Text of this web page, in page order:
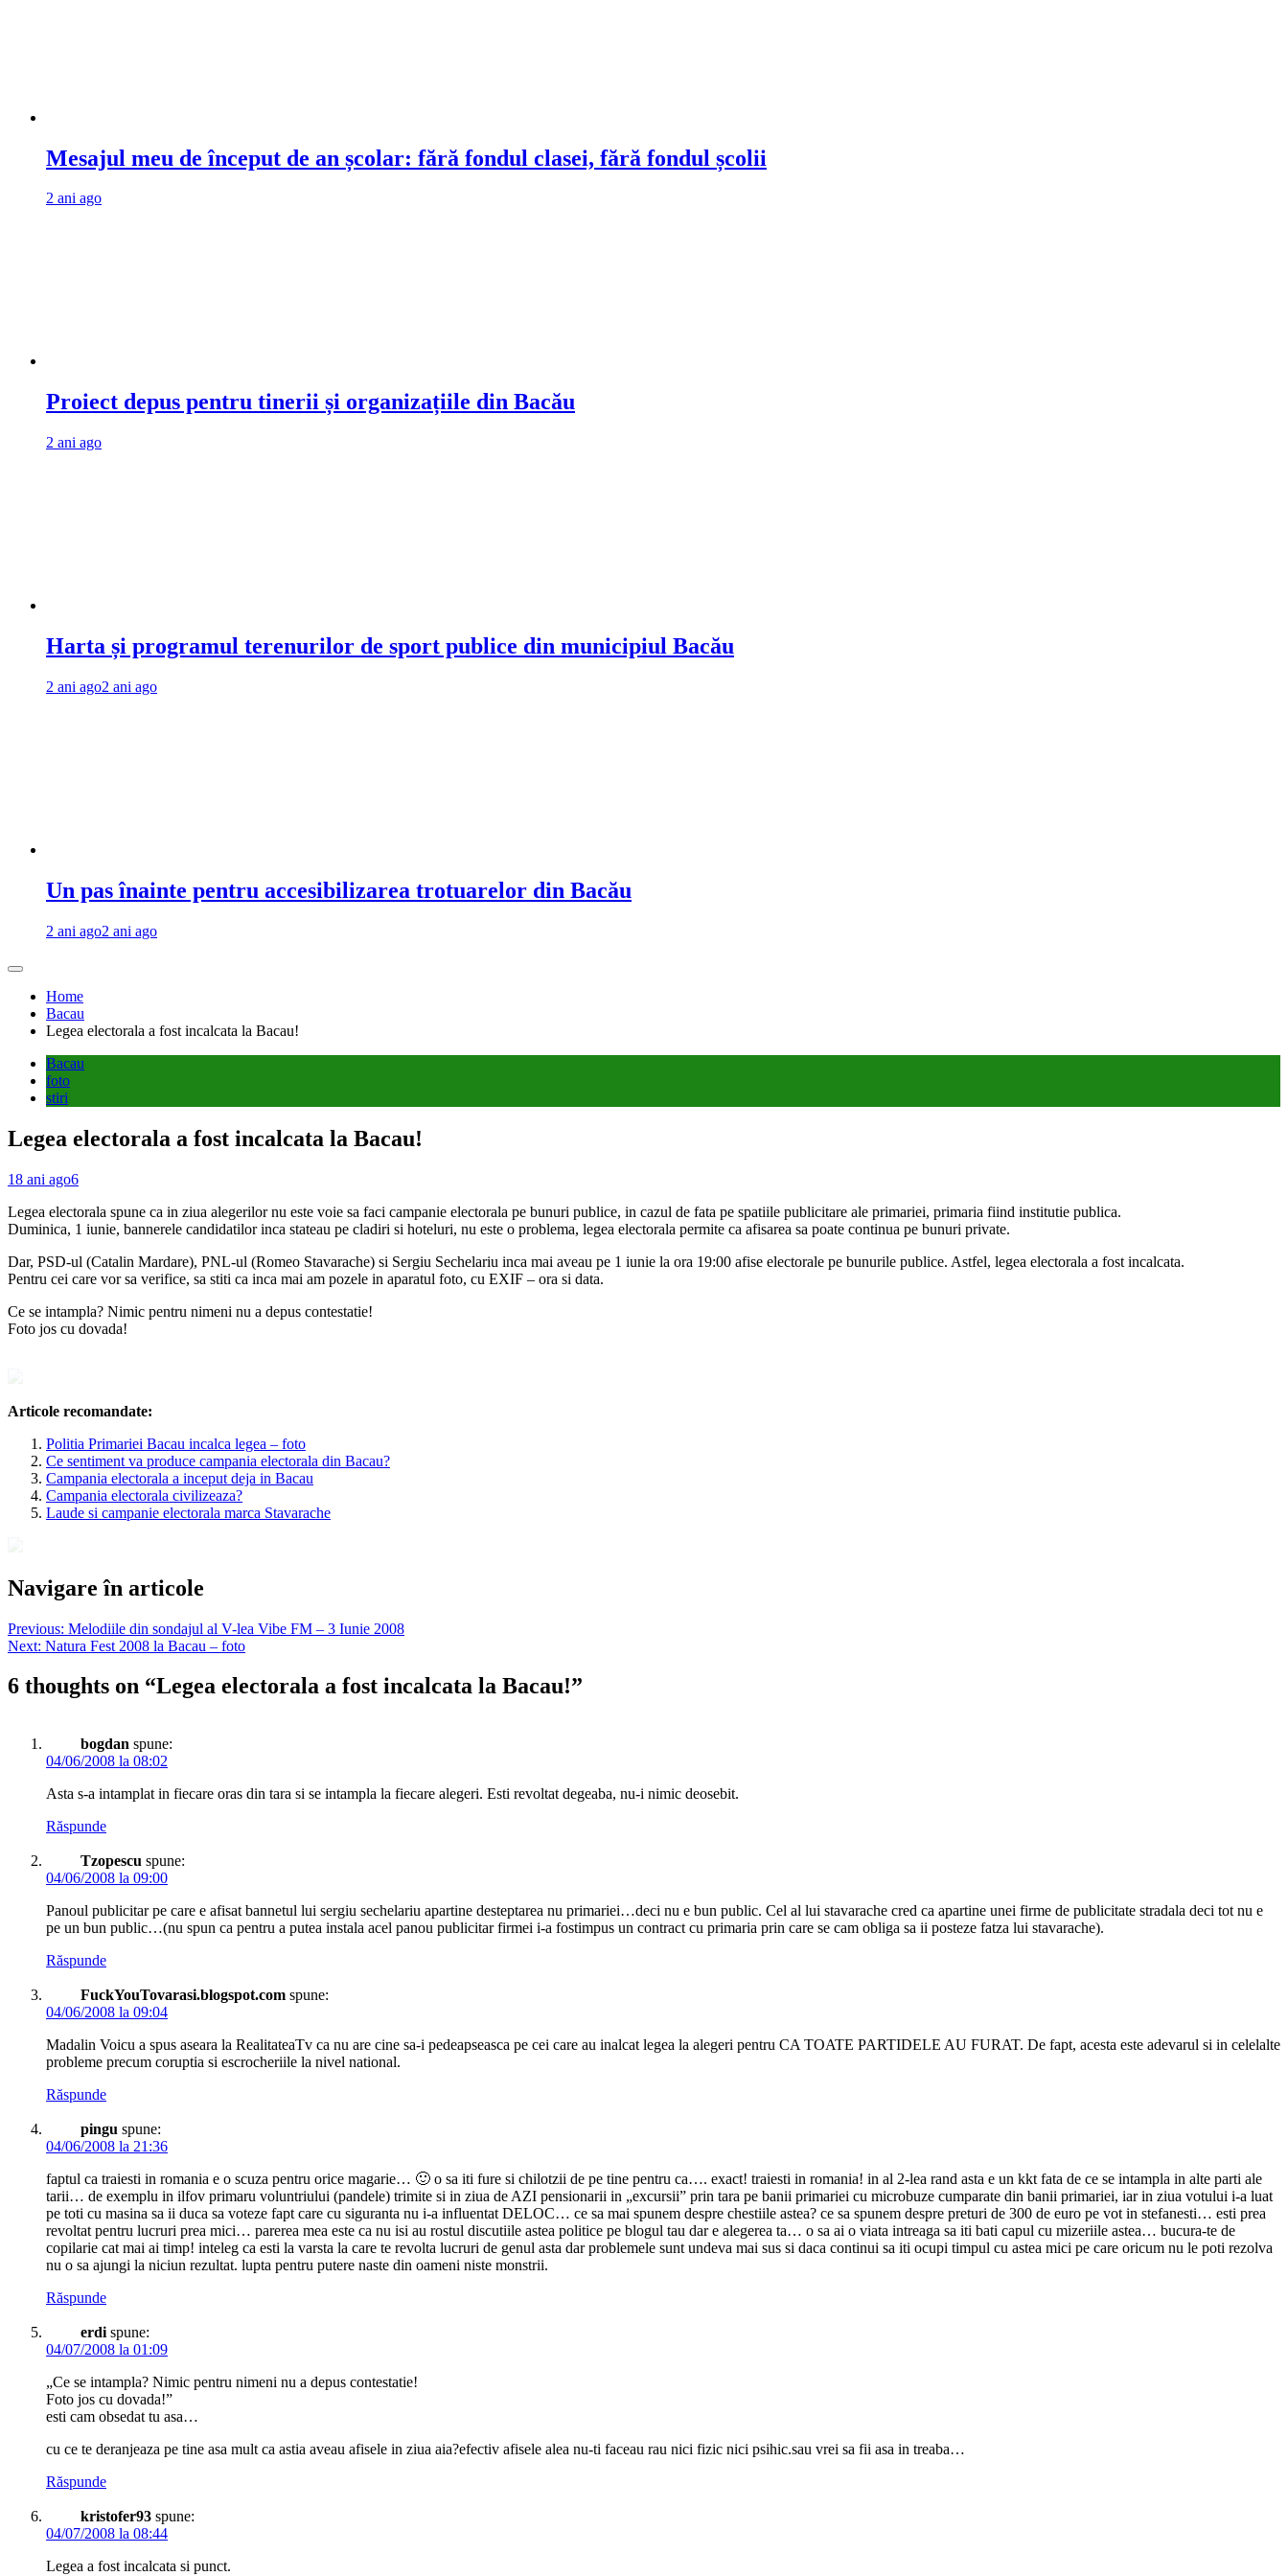
Mesajul meu de început de an școlar: fără fondul clasei, fără fondul școlii
2 ani ago
Proiect depus pentru tinerii și organizațiile din Bacău
2 ani ago
Harta și programul terenurilor de sport publice din municipiul Bacău
2 ani ago2 ani ago
Un pas înainte pentru accesibilizarea trotuarelor din Bacău
2 ani ago2 ani ago
Home
Bacau
Legea electorala a fost incalcata la Bacau!
Bacau
foto
stiri
Legea electorala a fost incalcata la Bacau!
18 ani ago6
Legea electorala spune ca in ziua alegerilor nu este voie sa faci campanie electorala pe bunuri publice, in cazul de fata pe spatiile publicitare ale primariei, primaria fiind institutie publica.
Duminica, 1 iunie, bannerele candidatilor inca stateau pe cladiri si hoteluri, nu este o problema, legea electorala permite ca afisarea sa poate continua pe bunuri private.
Dar, PSD-ul (Catalin Mardare), PNL-ul (Romeo Stavarache) si Sergiu Sechelariu inca mai aveau pe 1 iunie la ora 19:00 afise electorale pe bunurile publice. Astfel, legea electorala a fost incalcata.
Pentru cei care vor sa verifice, sa stiti ca inca mai am pozele in aparatul foto, cu EXIF – ora si data.
Ce se intampla? Nimic pentru nimeni nu a depus contestatie!
Foto jos cu dovada!
Articole recomandate:
Politia Primariei Bacau incalca legea – foto
Ce sentiment va produce campania electorala din Bacau?
Campania electorala a inceput deja in Bacau
Campania electorala civilizeaza?
Laude si campanie electorala marca Stavarache
Navigare în articole
Previous: Melodiile din sondajul al V-lea Vibe FM – 3 Iunie 2008
Next: Natura Fest 2008 la Bacau – foto
6 thoughts on “Legea electorala a fost incalcata la Bacau!”
bogdan spune:
04/06/2008 la 08:02
Asta s-a intamplat in fiecare oras din tara si se intampla la fiecare alegeri. Esti revoltat degeaba, nu-i nimic deosebit.
Răspunde
Tzopescu spune:
04/06/2008 la 09:00
Panoul publicitar pe care e afisat bannetul lui sergiu sechelariu apartine desteptarea nu primariei…deci nu e bun public. Cel al lui stavarache cred ca apartine unei firme de publicitate stradala deci tot nu e
pe un bun public…(nu spun ca pentru a putea instala acel panou publicitar firmei i-a fostimpus un contract cu primaria prin care se cam obliga sa ii posteze fatza lui stavarache).
Răspunde
FuckYouTovarasi.blogspot.com spune:
04/06/2008 la 09:04
Madalin Voicu a spus aseara la RealitateaTv ca nu are cine sa-i pedeapseasca pe cei care au inalcat legea la alegeri pentru CA TOATE PARTIDELE AU FURAT. De fapt, acesta este adevarul si in celelalte
probleme precum coruptia si escrocheriile la nivel national.
Răspunde
pingu spune:
04/06/2008 la 21:36
faptul ca traiesti in romania e o scuza pentru orice magarie… 🙂 o sa iti fure si chilotzii de pe tine pentru ca…. exact! traiesti in romania! in al 2-lea rand asta e un kkt fata de ce se intampla in alte parti ale
tarii… de exemplu in ilfov primaru voluntriului (pandele) trimite si in ziua de AZI pensionarii in „excursii” prin tara pe banii primariei cu microbuze cumparate din banii primariei, iar in ziua votului i-a luat
pe toti cu masina sa ii duca sa voteze fapt care cu siguranta nu i-a influentat DELOC… ce sa mai spunem despre chestiile astea? ce sa spunem despre preturi de 300 de euro pe vot in stefanesti… esti prea
revoltat pentru lucruri prea mici… parerea mea este ca nu isi au rostul discutiile astea politice pe blogul tau dar e alegerea ta… o sa ai o viata intreaga sa iti bati capul cu mizeriile astea… bucura-te de
copilarie cat mai ai timp! inteleg ca esti la varsta la care te revolta lucruri de genul asta dar problemele sunt undeva mai sus si daca continui sa iti ocupi timpul cu astea mici pe care oricum nu le poti rezolva
nu o sa ajungi la niciun rezultat. lupta pentru putere naste din oameni niste monstrii.
Răspunde
erdi spune:
04/07/2008 la 01:09
„Ce se intampla? Nimic pentru nimeni nu a depus contestatie!
Foto jos cu dovada!”
esti cam obsedat tu asa…
cu ce te deranjeaza pe tine asa mult ca astia aveau afisele in ziua aia?efectiv afisele alea nu-ti faceau rau nici fizic nici psihic.sau vrei sa fii asa in treaba…
Răspunde
kristofer93 spune:
04/07/2008 la 08:44
Legea a fost incalcata si punct.